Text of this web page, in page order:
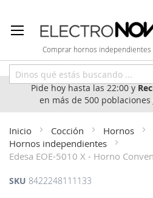
al
contenido
Comprar hornos
Pide hoy hasta las 22:00 y
en más de 500 poblaciones
Inicio Cocción
Hornos
Hornos independientes
Edesa EOE-5010 X - Horno
SKU 8422248111133